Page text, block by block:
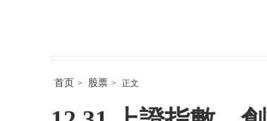
首页 > 股票 > 正文